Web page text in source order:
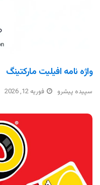
واژه نامه افیلیت مارکتینگ
سپیده پیشرو فوریه 12, 2026